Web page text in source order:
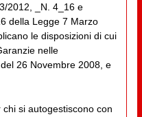
2012, _N. 4_16 e
della Legge 7 Marzo
le disposizioni di cui
nelle
26 Novembre 2008, e
si autogestiscono con